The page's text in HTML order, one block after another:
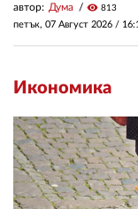
автор: Дума visibility 813
петък, 07 Август 2026 /
Икономика